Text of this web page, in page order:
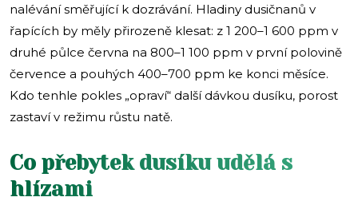
nalévání směřující k dozrávání. Hladiny dusičnanů v
řapících by měly přirozeně klesat: z 1 200–1 600 ppm v
druhé půlce června na 800–1 100 ppm v první polovině
července a pouhých 400–700 ppm ke konci měsíce.
Kdo tenhle pokles „opraví“ další dávkou dusíku, porost
zastaví v režimu růstu natě.
Co přebytek dusíku udělá s
hlízami